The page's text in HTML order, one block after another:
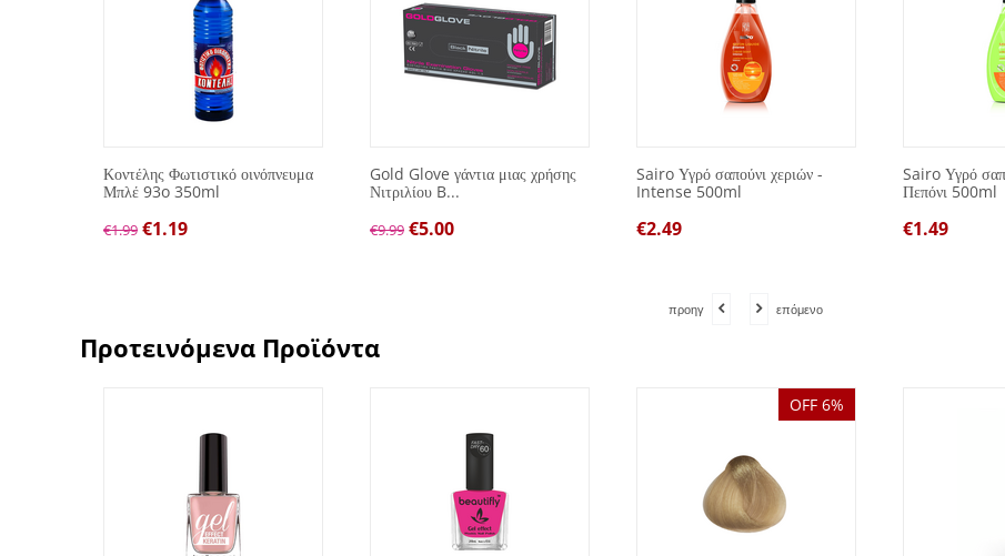
Κοντέλης Φωτιστικό οινόπνευμα
Μπλέ 93o 350ml
€1.99 €1.19
Gold Glove γάντια μιας χρήσης
Νιτριλίου B...
€9.99 €5.00
Sairo Υγρό σαπούνι χεριών -
Intense 500ml
€2.49
Sairo Υγρό
Πεπόνι 500ml
€1.49
προηγ επόμενο
Προτεινόμενα Προϊόντα
OFF 6%